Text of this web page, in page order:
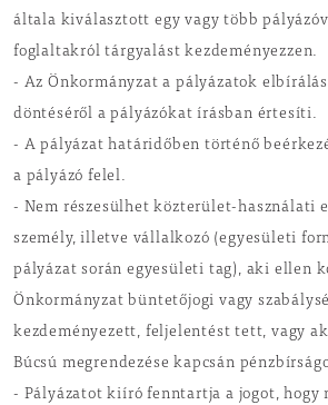
általa kiválasztott egy vagy több
foglaltakról tárgyalást kezdeményezzen.
- Az Önkormányzat a pályázatok
döntéséről a pályázókat írásban értesíti.
- A pályázat határidőben történő
a pályázó felel.
- Nem részesülhet közterület-használati
személy, illetve vállalkozó (egyesületi
pályázat során egyesületi tag), aki ellen
Önkormányzat büntetőjogi vagy
kezdeményezett, feljelentést tett, vagy
Búcsú megrendezése kapcsán
- Pályázatot kiíró fenntartja a jogot, hogy